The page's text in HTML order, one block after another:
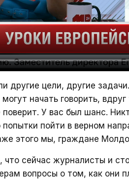
другие цели, другие
начать говорить,
У вас был шанс.
попытки пойти в верном
этого мы, граждане
что сейчас журналисты и
вопросы о том, как они